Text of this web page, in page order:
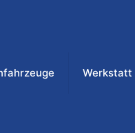
Werkstatt